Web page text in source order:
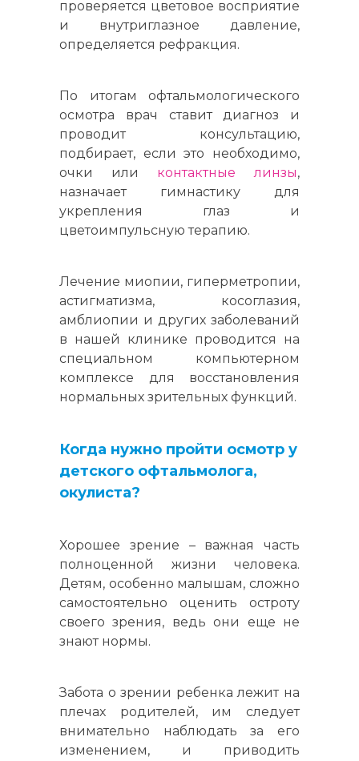
проверяется цветовое восприятие
и внутриглазное давление,
определяется рефракция.
По итогам офтальмологического
осмотра врач ставит диагноз и
проводит консультацию,
подбирает, если это необходимо,
очки или контактные линзы,
назначает гимнастику для
укрепления глаз и
цветоимпульсную терапию.
Лечение миопии, гиперметропии,
астигматизма, косоглазия,
амблиопии и других заболеваний
в нашей клинике проводится на
специальном компьютерном
комплексе для восстановления
нормальных зрительных функций.
Когда нужно пройти осмотр у
детского офтальмолога,
окулиста?
Хорошее зрение – важная часть
полноценной жизни человека.
Детям, особенно малышам, сложно
самостоятельно оценить остроту
своего зрения, ведь они еще не
знают нормы.
Забота о зрении ребенка лежит на
плечах родителей, им следует
внимательно наблюдать за его
изменением, и приводить